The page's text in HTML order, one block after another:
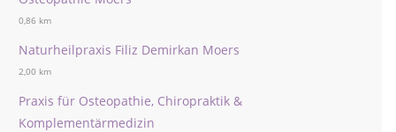
0,86 km
Naturheilpraxis Filiz Demirkan Moers
2,00 km
Praxis für Osteopathie, Chiropraktik &
Komplementärmedizin